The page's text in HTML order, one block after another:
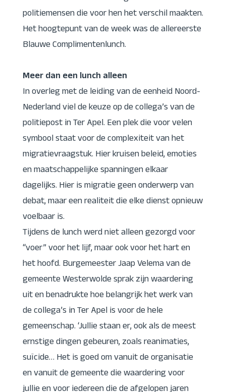
politiemensen die voor hen het verschil maakten.
Het hoogtepunt van de week was de allereerste
Blauwe Complimentenlunch.
Meer dan een lunch alleen
In overleg met de leiding van de eenheid Noord-
Nederland viel de keuze op de collega’s van de
politiepost in Ter Apel. Een plek die voor velen
symbool staat voor de complexiteit van het
migratievraagstuk. Hier kruisen beleid, emoties
en maatschappelijke spanningen elkaar
dagelijks. Hier is migratie geen onderwerp van
debat, maar een realiteit die elke dienst opnieuw
voelbaar is.
Tijdens de lunch werd niet alleen gezorgd voor
“voer” voor het lijf, maar ook voor het hart en
het hoofd. Burgemeester Jaap Velema van de
gemeente Westerwolde sprak zijn waardering
uit en benadrukte hoe belangrijk het werk van
de collega’s in Ter Apel is voor de hele
gemeenschap. ‘Jullie staan er, ook als de meest
ernstige dingen gebeuren, zoals reanimaties,
suïcide… Het is goed om vanuit de organisatie
en vanuit de gemeente die waardering voor